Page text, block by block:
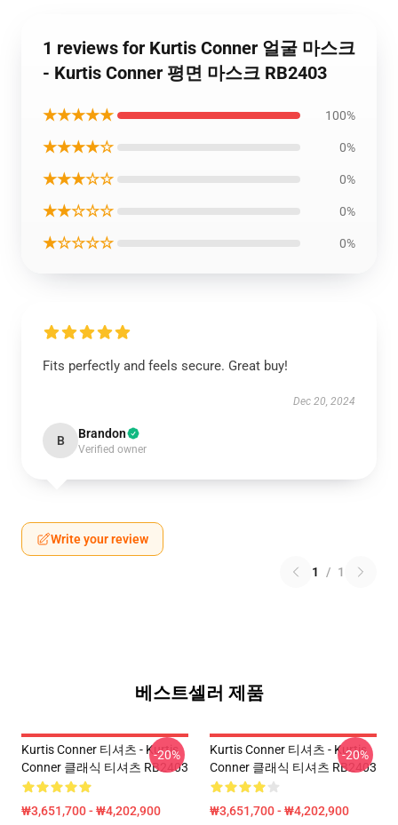
1 reviews for Kurtis Conner 얼굴 마스크
- Kurtis Conner 평면 마스크 RB2403
★★★★★ 100%
★★★★☆ 0%
★★★☆☆ 0%
★★☆☆☆ 0%
★☆☆☆☆ 0%
Fits perfectly and feels secure. Great buy!
Dec 20, 2024
B Brandon
Verified owner
Write your review
1 / 1
베스트셀러 제품
Kurtis Conner 티셔츠 - Kurtis
Conner 클래식 티셔츠 RB2403
₩3,651,700 - ₩4,202,900
-20%
Kurtis Conner 티셔츠 - Kurtis
Conner 클래식 티셔츠 RB2403
₩3,651,700 - ₩4,202,900
-20%